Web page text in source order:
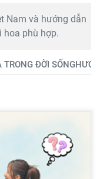
Nam và hướng dẫn
hoa phù hợp.
TRONG ĐỜI SỐNG